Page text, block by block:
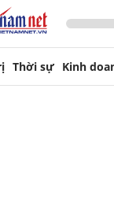
Thời sự Kinh